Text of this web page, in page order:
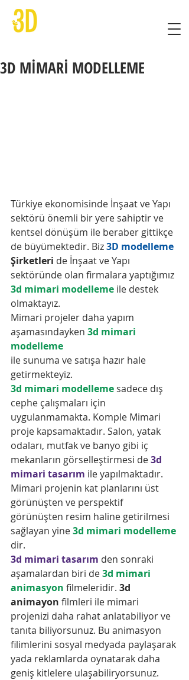
3D MİMARİ MODELLEME
Türkiye ekonomisinde İnşaat ve Yapı
sektörü önemli bir yere sahiptir ve
kentsel dönüşüm ile beraber gittikçe
de büyümektedir. Biz 3D modelleme
Şirketleri de İnşaat ve Yapı
sektöründe olan firmalara yaptığımız
3d mimari modelleme ile destek
olmaktayız.
Mimari projeler daha yapım
aşamasındayken 3d mimari
modelleme
ile sunuma ve satışa hazır hale
getirmekteyiz.
3d mimari modelleme sadece dış
cephe çalışmaları için
uygulanmamakta. Komple Mimari
proje kapsamaktadır. Salon, yatak
odaları, mutfak ve banyo gibi iç
mekanların görselleştirmesi de 3d
mimari tasarım ile yapılmaktadır.
Mimari projenin kat planlarını üst
görünüşten ve perspektif
görünüşten resim haline getirilmesi
sağlayan yine 3d mimari modelleme
dir.
3d mimari tasarım den sonraki
aşamalardan biri de 3d mimari
animasyon filmeleridir. 3d
animayon filmleri ile mimari
projenizi daha rahat anlatabiliyor ve
tanıta biliyorsunuz. Bu animasyon
filimlerini sosyal medyada paylaşarak
yada reklamlarda oynatarak daha
geniş kitlelere ulaşabiliryorsunuz.